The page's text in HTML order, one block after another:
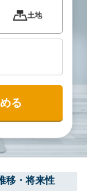
土地
る
移・将来性